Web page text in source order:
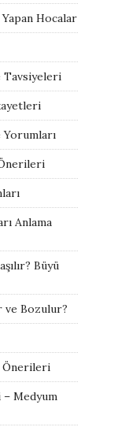
Hocalar
Tavsiyeleri
Anlama
Büyü
ve Bozulur?
Önerileri
Medyum